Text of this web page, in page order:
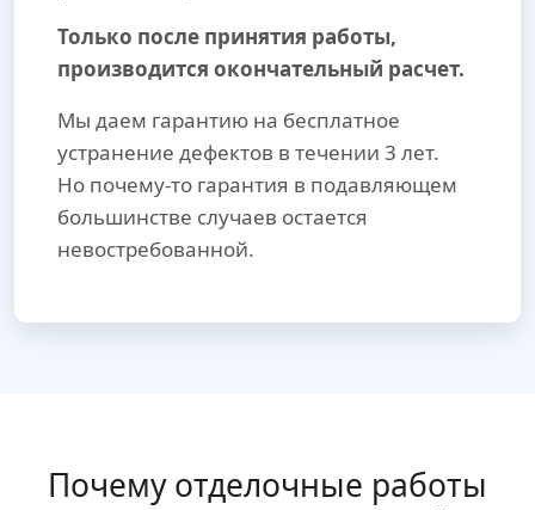
Только после принятия работы,
производится окончательный расчет.
Мы даем гарантию на бесплатное
устранение дефектов в течении 3 лет.
Но почему-то гарантия в подавляющем
большинстве случаев остается
невостребованной.
Почему отделочные работы